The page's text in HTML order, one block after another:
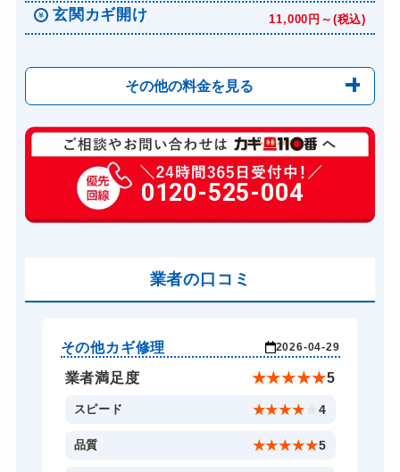
玄関カギ開け 11,000円～(税込)
その他の料金を見る
玄関カギ修理 6,600円～(税込)
玄関カギ交換 14,300円～(税込)
金庫カギ開け 14,300円～(税込)
0120-525-004
業者の口コミ
その他カギ修理 2026-04-29
業者満足度 ★★★★★5
スピード ★★★★ 4
品質 ★★★★★5